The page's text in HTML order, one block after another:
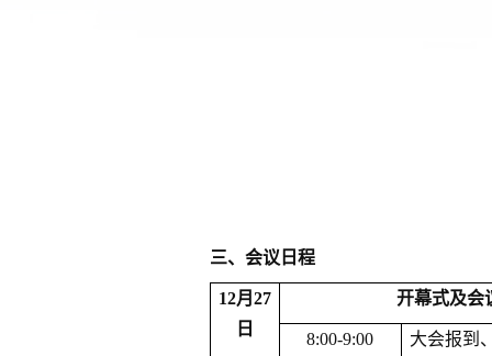
三、会议日程
12月 27
日
开幕式及会
8:00-9:00 大会报到